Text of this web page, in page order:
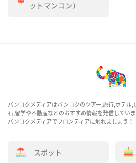
ットマンコン）
バンコクメディアはバンコクのツアー,旅行,ホテル,
石,留学や不動産などのおすすめ情報を発信していま
バンコクメディアでフロンティアに触れましょう！
スポット